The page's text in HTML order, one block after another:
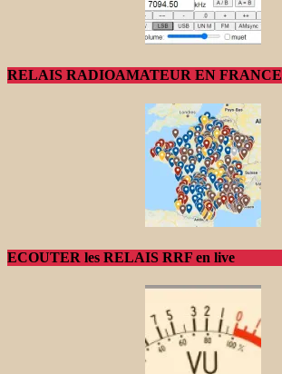
RELAIS RADIOAMATEUR EN FRANCE
ECOUTER les RELAIS RRF en live